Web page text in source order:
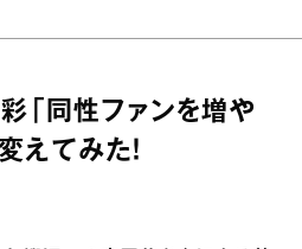
「同性ファンを増や
えてみた！